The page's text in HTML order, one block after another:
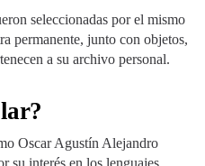
seleccionadas por el mismo
permanente, junto con objetos,
a su archivo personal.
Oscar Agustín Alejandro